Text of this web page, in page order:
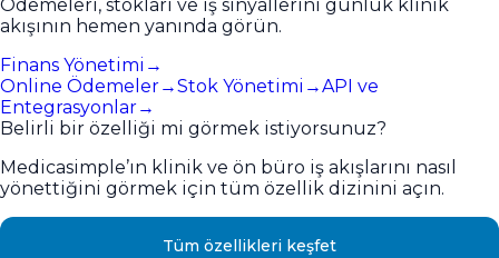
Ödemeleri, stokları ve iş sinyallerini günlük klinik
akışının hemen yanında görün.
Finans Yönetimi →
Online Ödemeler→Stok Yönetimi →API ve
Entegrasyonlar→
Belirli bir özelliği mi görmek istiyorsunuz?
Medicasimple’ın klinik ve ön büro iş akışlarını nasıl
yönettiğini görmek için tüm özellik dizinini açın.
Tüm özellikleri keşfet